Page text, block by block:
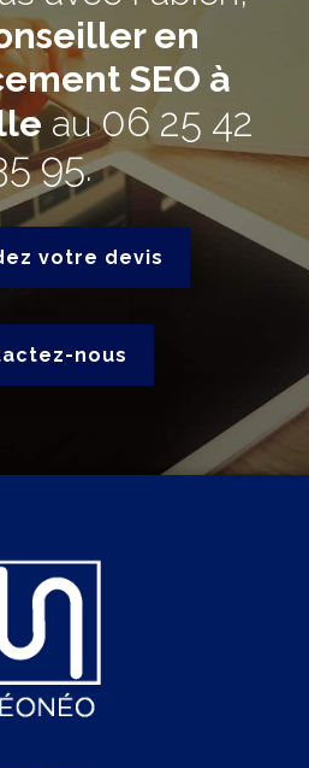
en
SEO à
au06 25 42
95.
votre devis
nous